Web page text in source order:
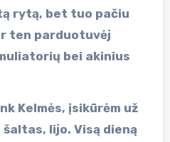
rytą, bet tuo pačiu
ten parduotuvėj
bei akinius
Kelmės, įsikūrėm už
lijo. Visą dieną